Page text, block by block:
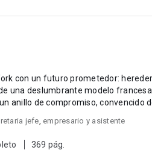
con un futuro prometedor:
una deslumbrante modelo
y un anillo de compromiso, convencido
jefe, empresario y asistente
369 pág.